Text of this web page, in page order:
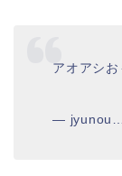
アオアシ
—